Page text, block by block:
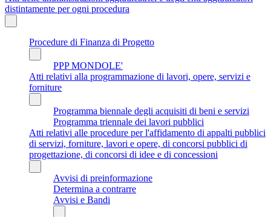
distintamente per ogni procedura
Procedure di Finanza di Progetto
PPP MONDOLE'
Atti relativi alla programmazione di lavori, opere, servizi e
forniture
Programma biennale degli acquisiti di beni e servizi
Programma triennale dei lavori pubblici
Atti relativi alle procedure per l'affidamento di appalti pubblici
di servizi, forniture, lavori e opere, di concorsi pubblici di
progettazione, di concorsi di idee e di concessioni
Avvisi di preinformazione
Determina a contrarre
Avvisi e Bandi